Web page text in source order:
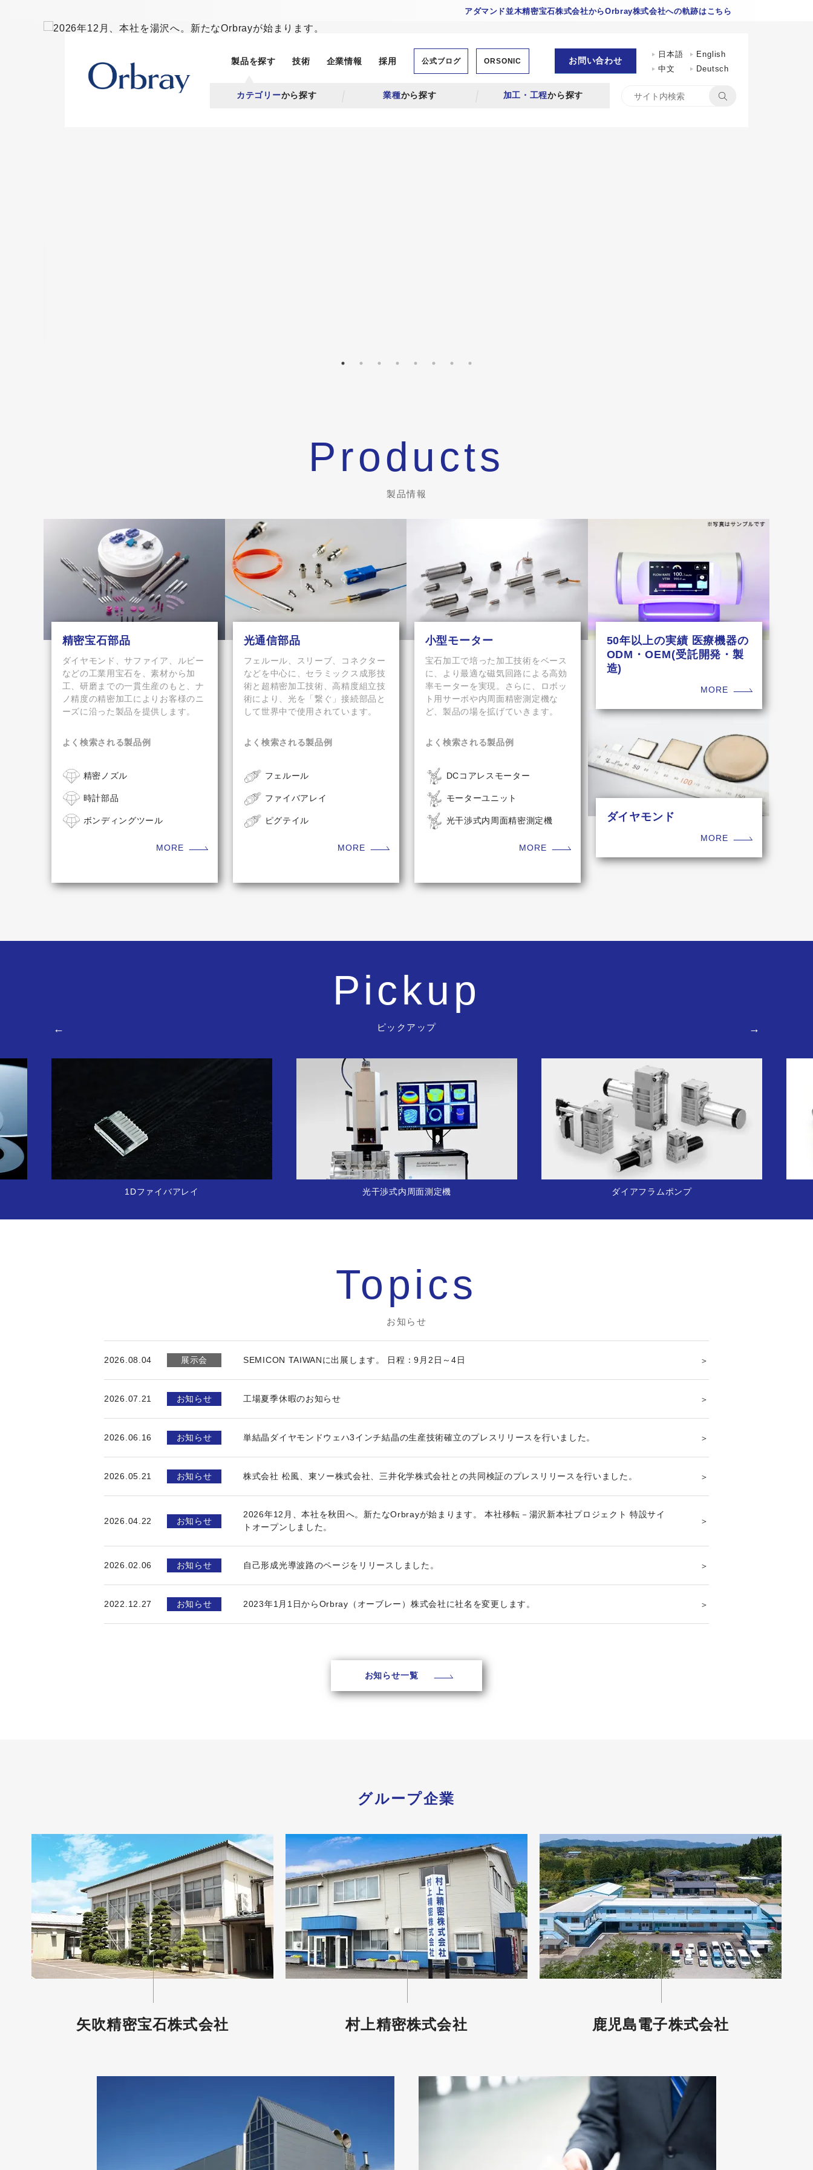
アダマンド並木精密宝石株式会社からOrbray株式会社への軌跡はこちら
製品を探す
カテゴリーから探す 業種から探す 加工・工程から探す
技術 企業情報 採用 公式ブログ ORSONIC お問い合わせ
日本語
English
中文
Deutsch
Products
製品情報
精密宝石部品
ダイヤモンド、サファイア、ルビー
などの工業用宝石を、素材から加
工、研磨までの一貫生産のもと、ナ
ノ精度の精密加工によりお客様のニ
ーズに沿った製品を提供します。
よく検索される製品例
精密ノズル
時計部品
ボンディングツール
MORE
光通信部品
フェルール、スリーブ、コネクター
などを中心に、セラミックス成形技
術と超精密加工技術、高精度組立技
術により、光を「繋ぐ」接続部品と
して世界中で使用されています。
よく検索される製品例
フェルール
ファイバアレイ
ピグテイル
MORE
小型モーター
宝石加工で培った加工技術をベース
に、より最適な磁気回路による高効
率モーターを実現。さらに、ロボッ
ト用サーボや内周面精密測定機な
ど、製品の場を拡げていきます。
よく検索される製品例
DCコアレスモーター
モーターユニット
光干渉式内周面精密測定機
MORE
50年以上の実績 医療機器の
ODM・OEM(受託開発・製
造)
MORE
ダイヤモンド
MORE
Pickup
ピックアップ
←
1Dファイバアレイ 光干渉式内周面測定機 ダイアフラムポンプ
→
Topics
お知らせ
2026.08.04 展示会 SEMICON TAIWANに出展します。 日程：9月2日～4日
2026.07.21 お知らせ 工場夏季休暇のお知らせ
2026.06.16 お知らせ 単結晶ダイヤモンドウェハ3インチ結晶の生産技術確立のプレスリリースを行いました。
2026.05.21 お知らせ 株式会社 松風、東ソー株式会社、三井化学株式会社との共同検証のプレスリリースを行いました。
2026.04.22 お知らせ
2026年12月、本社を秋田へ。新たなOrbrayが始まります。 本社移転－湯沢新本社プロジェクト 特設サイ
トオープンしました。
2026.02.06 お知らせ 自己形成光導波路のページをリリースしました。
2022.12.27 お知らせ 2023年1月1日からOrbray（オーブレー）株式会社に社名を変更します。
お知らせ一覧
グループ企業
矢吹精密宝石株式会社 村上精密株式会社 鹿児島電子株式会社